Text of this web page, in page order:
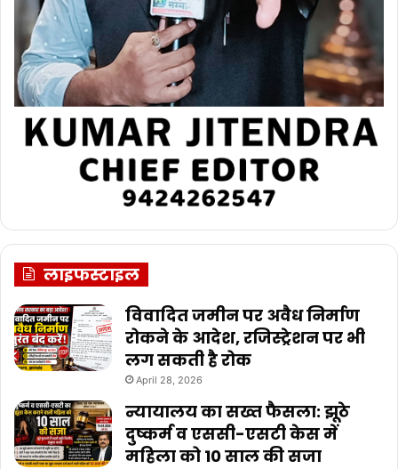
लाइफस्टाइल
विवादित जमीन पर अवैध निर्माण
रोकने के आदेश, रजिस्ट्रेशन पर भी
लग सकती है रोक
April 28, 2026
न्यायालय का सख्त फैसला: झूठे
दुष्कर्म व एससी-एसटी केस में
महिला को 10 साल की सजा